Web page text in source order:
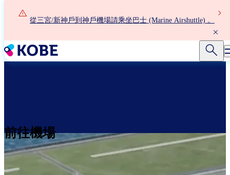
內
容
從三宮/新神戶到神戶機場請乘坐巴士 (Marine Airshuttle) 。
前往機場